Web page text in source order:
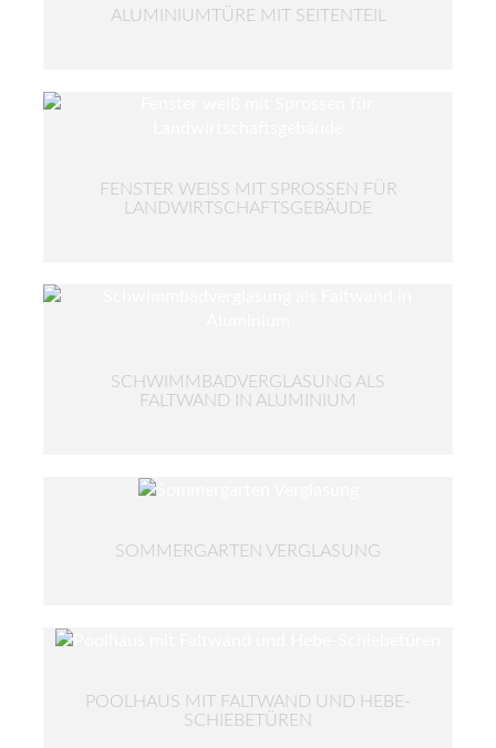
ALUMINIUMTÜRE MIT SEITENTEIL
FENSTER WEISS MIT SPROSSEN FÜR L
ANDWIRTSCHAFTSGEBÄUDE
SCHWIMMBADVERGLASUNG ALS
FALTWAND IN ALUMINIUM
SOMMERGARTEN VERGLASUNG
POOLHAUS MIT FALTWAND UND HEBE-
SCHIEBETÜREN